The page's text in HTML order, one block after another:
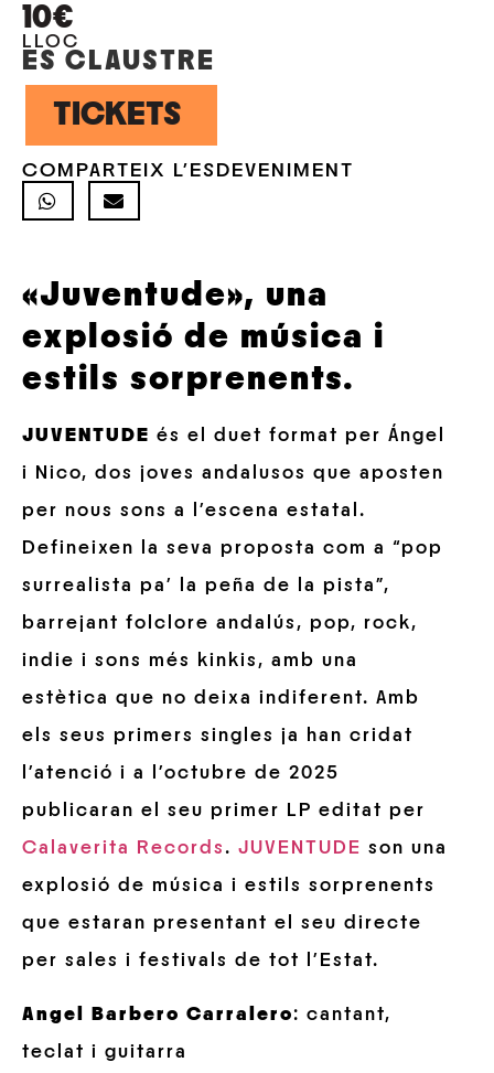
10€
LLOC
ES CLAUSTRE
TICKETS
COMPARTEIX L'ESDEVENIMENT
«Juventude», una
explosió de música i
estils sorprenents.
JUVENTUDE és el duet format per Ángel
i Nico, dos joves andalusos que aposten
per nous sons a l’escena estatal.
Defineixen la seva proposta com a “pop
surrealista pa’ la peña de la pista”,
barrejant folclore andalús, pop, rock,
indie i sons més kinkis, amb una
estètica que no deixa indiferent. Amb
els seus primers singles ja han cridat
l’atenció i a l’octubre de 2025
publicaran el seu primer LP editat per
Calaverita Records. JUVENTUDE son una
explosió de música i estils sorprenents
que estaran presentant el seu directe
per sales i festivals de tot l’Estat.
Angel Barbero Carralero: cantant,
teclat i guitarra